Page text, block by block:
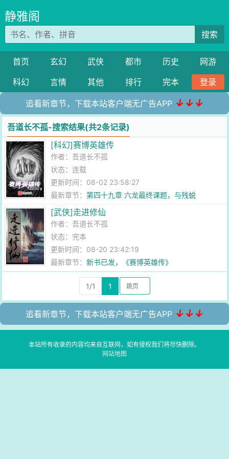
静雅阁
搜索
首页 玄幻 武侠 都市 历史
网游
科幻
言情 其他 排行 完本 登录
追看新章节，下载本站客户端无广告APP ↓↓↓
吾道长不孤-搜索结果(共2条记录)
[科幻]赛博英雄传
作者：吾道长不孤
状态：连载
更新时间：08-02 23:58:27
最新章节：第四十九章 六龙最终课题，与残蜕
[武侠]走进修仙
作者：吾道长不孤
状态：完本
更新时间：08-20 23:42:19
最新章节：新书已发，《赛博英雄传》
1/1 1
追看新章节，下载本站客户端无广告APP ↓↓↓
本站所有收录的内容均来自互联网，如有侵权我们将尽快删除。
网站地图